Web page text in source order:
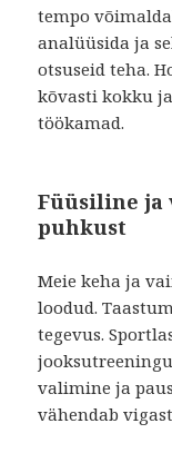
tempo
analüüsida ja
otsuseid teha.
kõvasti kokku
töökamad.
Füüsiline ja
puhkust
Meie keha ja
loodud.
tegevus.
valimine ja
vähendab